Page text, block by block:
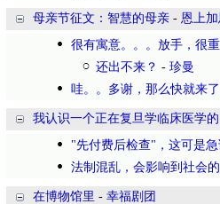
母亲节征文：智慧的母亲 - 恩上加
很有寓意。。。放手，很重
还出不来？ - 珍曼
哇。。多谢，那么快就来了
我认识一个正在复旦学临床医学的
"先付费后检查"，这可是
法制混乱，会影响到社会
在博物馆里 - 幸福剧团